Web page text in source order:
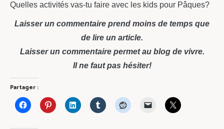
Quelles activités vas-tu faire avec les kids pour Pâques?
Laisser un commentaire prend moins de temps que
de lire un article.
Laisser un commentaire permet au blog de vivre.
Il ne faut pas hésiter!
Partager :